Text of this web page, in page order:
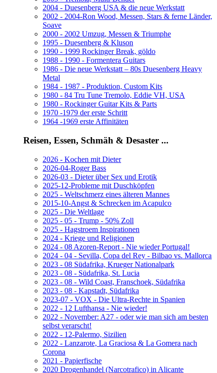
2004 - Duesenberg USA & die neue Werkstatt
2002 - 2004-Ron Wood, Messen, Stars & ferne Länder,
Soave
2000 - 2002 Umzug, Messen & Triumphe
1995 - Duesenberg & Kluson
1990 - 1999 Rockinger Break, göldo
1988 - 1990 - Formentera Guitars
1986 - Die neue Werkstatt – 80s Duesenberg Heavy
Metal
1984 - 1987 - Produktion, Custom Kits
1980 - 84 Tru Tune Tremolo, Eddie VH, USA
1980 - Rockinger Guitar Kits & Parts
1970 -1979 der erste Schritt
1964 -1969 erste Affinitäten
Reisen, Essen, Schmäh & Desaster ...
2026 - Kochen mit Dieter
2026-04-Roger Bass
2026-03 - Dieter über Sex und Erotik
2025-12-Probleme mit Duschköpfen
2025 - Weltschmerz eines älteren Mannes
2015-10-Angst & Schrecken im Acapulco
2025 - Die Weltlage
2025 - 05 - Trump - 50% Zoll
2025 - Hagstroem Inspirationen
2024 - Kriege und Religionen
2024 - 08 Azoren-Report - Nie wieder Portugal!
2024 - 04 - Sevilla, Copa del Rey - Bilbao vs. Mallorca
2023 - 08 Südafrika, Krueger Nationalpark
2023 - 08 - Südafrika, St. Lucia
2023 - 08 - Wild Coast, Franschoek, Südafrika
2023 - 08 - Kapstadt, Südafrika
2023-07 - VOX - Die Ultra-Rechte in Spanien
2022 - 12 Lufthansa - Nie wieder!
2022 - November: A27 - oder wie man sich am besten
selbst verarscht!
2022 - 12-Palermo, Sizilien
2022 - Lanzarote, La Graciosa & La Gomera nach
Corona
2021 - Papierfische
2020 Drogenhandel (Narcotrafico) in Alicante